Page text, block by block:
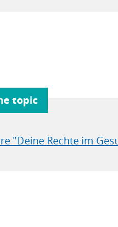
topic
"Deine Rechte im